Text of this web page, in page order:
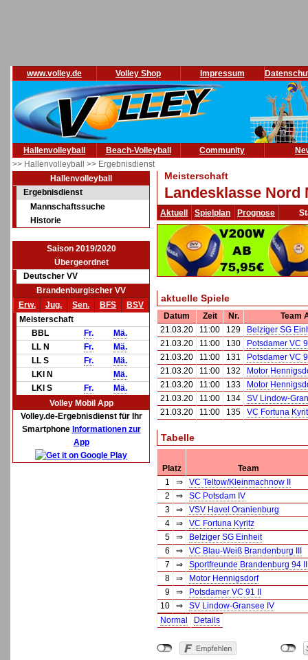
www.volley.de Volley Shop Impressum
Hallenvolleyball Beach-Volleyball Community
>> Hallenvolleyball >> Ergebnisdienst
Hallenvolleyball
Ergebnisdienst
Mannschaftssuche
Historie
Saison 2019/2020
Übergeordnet
Deutscher VV
Brandenburgischer VV
Erw.
Jug. Sen. BFS
BSV
Meisterschaft
BBL
Fr.
Mä.
LL N
Fr.
Mä.
LL S
Fr.
Mä.
LKl N
Mä.
LKl S
Fr.
Mä.
Volley Mobil App
Volley.de-Ergebnisdienst für Ihr
Smartphone Informationen zur
App
Meisterschaft
Landesklasse Nord
Aktuell Spielplan Prognose
aktuelle Spiele
Datum Zeit Nr.
Team
21.03.20
11:00 129
Belziger SG
21.03.20
11:00 130
Potsdamer VC
21.03.20
11:00 131
Potsdamer VC
21.03.20
11:00 132
Motor
21.03.20
11:00 133
Motor
21.03.20
11:00 134
SV Lindow-
21.03.20
11:00 135 VC Fortuna
Tabelle
Platz
Team
1
⇒
VC Teltow/Kleinmachnow II
2
⇒
SC Potsdam IV
3
⇒
VSV Havel Oranienburg
4
⇒
VC Fortuna Kyritz
5
⇒
Belziger SG Einheit
6
⇒
VC Blau-Weiß Brandenburg III
7
⇒
Sportfreunde Brandenburg 94 II
8
⇒
Motor Hennigsdorf
9
⇒
Potsdamer VC 91 II
10
⇒
SV Lindow-Gransee IV
Normal
Details